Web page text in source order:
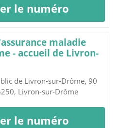
le numéro
maladie
- accueil de Livron-
de Livron-sur-Drôme, 90
Livron-sur-Drôme
le numéro